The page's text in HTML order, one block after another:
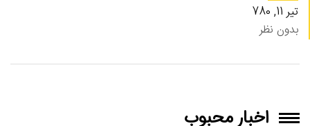
تیر 11, 780
بدون نظر
اخبار محبوب